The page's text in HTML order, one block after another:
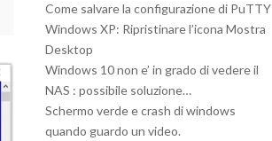
Come salvare la configurazione di PuTTY
Windows XP: Ripristinare l’icona Mostra
Desktop
Windows 10 non e’ in grado di vedere il
NAS : possibile soluzione…
Schermo verde e crash di windows
quando guardo un video.